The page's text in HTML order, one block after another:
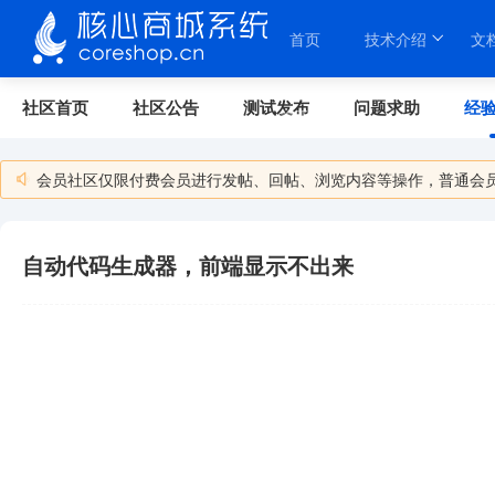
首页 技术介绍 文
关于我们
社区首页 社区公告 测试发布 问题求助 经
会员社区仅限付费会员进行发帖、回帖、浏览内容等操作，普通会
自动代码生成器，前端显示不出来